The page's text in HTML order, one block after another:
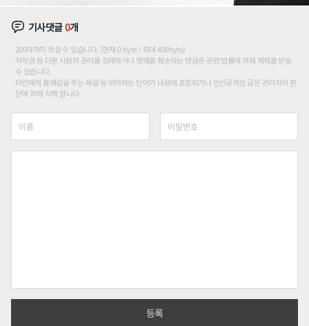
기사댓글0개
200자까지 쓰실 수 있습니다. (현재 0 byte / 최대 400byte)
저작권 등 다른 사람의 권리를 침해하거나 명예를 훼손하는 댓글은 관련 법률에 의해 제재를 받을
수 있습니다.
타인에게 불쾌감을 주는 욕설 등 비하하는 단어가 내용에 포함되거나 인신공격성 글은 관리자의 판
단에 의해 삭제 합니다.